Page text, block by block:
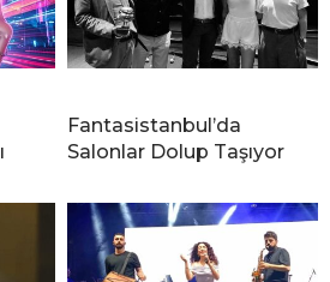
Fantasistanbul’da
Salonlar Dolup Taşıyor